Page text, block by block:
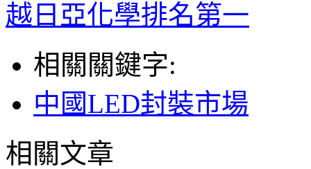
越日亞化學排名第一
相關關鍵字:
中國LED封裝市場
相關文章